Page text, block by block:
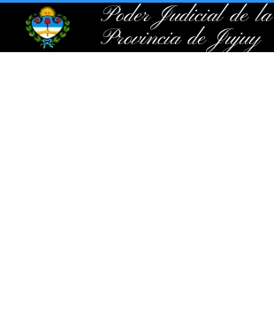
Poder Judicial de la
Provincia de Jujuy